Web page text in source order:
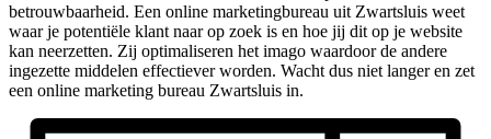
betrouwbaarheid. Een online marketingbureau uit Zwartsluis weet
waar je potentiële klant naar op zoek is en hoe jij dit op je website
kan neerzetten. Zij optimaliseren het imago waardoor de andere
ingezette middelen effectiever worden. Wacht dus niet langer en zet
een online marketing bureau Zwartsluis in.